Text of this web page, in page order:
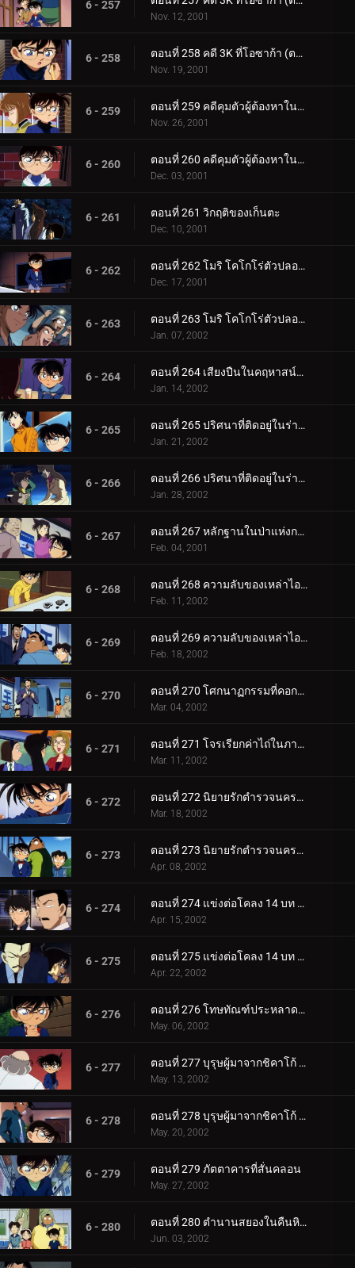
6 - 257
Nov. 12, 2001
6 - 258 ตอนที่ 258 คดี 3K ที่โอซาก้า (ตอนจบ)
Nov. 19, 2001
6 - 259 ตอนที่ 259 คดีคุมตัวผู้ต้องหาในชินดันเซ็น (ตอนแรก)
Nov. 26, 2001
6 - 260 ตอนที่ 260 คดีคุมตัวผู้ต้องหาในชินดันเซ็น (ตอนจบ)
Dec. 03, 2001
6 - 261 ตอนที่ 261 วิกฤติของเก็นตะ
Dec. 10, 2001
6 - 262 ตอนที่ 262 โมริ โคโกโร่ตัวปลอม (ตอนแรก)
Dec. 17, 2001
6 - 263 ตอนที่ 263 โมริ โคโกโร่ตัวปลอม (ตอนจบ)
Jan. 07, 2002
6 - 264 ตอนที่ 264 เสียงปืนในคฤหาสน์ทานตะวัน
Jan. 14, 2002
6 - 265 ตอนที่ 265 ปริศนาที่ติดอยู่ในร่างแห (ตอนแรก)
Jan. 21, 2002
6 - 266 ตอนที่ 266 ปริศนาที่ติดอยู่ในร่างแห (ตอนจบ)
Jan. 28, 2002
6 - 267 ตอนที่ 267 หลักฐานในป่าแห่งการเยียวยา
Feb. 04, 2001
6 - 268 ตอนที่ 268 ความลับของเหล่าไอด้อล (ตอนแรก)
Feb. 11, 2002
6 - 269 ตอนที่ 269 ความลับของเหล่าไอด้อล (ตอนจบ)
Feb. 18, 2002
6 - 270 ตอนที่ 270 โศกนาฏกรรมที่คอกม้า OK
Mar. 04, 2002
6 - 271 ตอนที่ 271 โจรเรียกค่าไถ่ในภาพวาด
Mar. 11, 2002
6 - 272 ตอนที่ 272 นิยายรักตำรวจนครบาล ภาค 4 (ตอนแรก)
Mar. 18, 2002
6 - 273 ตอนที่ 273 นิยายรักตำรวจนครบาล ภาค 4 (ตอนจบ)
Apr. 08, 2002
6 - 274 ตอนที่ 274 แข่งต่อโคลง 14 บท ที่มัตสึเอะทามะสิคุริ (ตอนแรก)
Apr. 15, 2002
6 - 275 ตอนที่ 275 แข่งต่อโคลง 14 บท ที่มัตสึเอะทามะสิคุริ (ตอนจบ)
Apr. 22, 2002
6 - 276 ตอนที่ 276 โทษทัณฑ์ประหลาดแบบนี้ก็มีด้วย
May. 06, 2002
6 - 277 ตอนที่ 277 บุรุษผู้มาจากชิคาโก้ (ตอนแรก)
May. 13, 2002
6 - 278 ตอนที่ 278 บุรุษผู้มาจากชิคาโก้ (ตอนจบ)
May. 20, 2002
6 - 279 ตอนที่ 279 ภัตตาคารที่สั่นคลอน
May. 27, 2002
6 - 280 ตอนที่ 280 ตำนานสยองในคืนหิมะตก (ตอนแรก)
Jun. 03, 2002